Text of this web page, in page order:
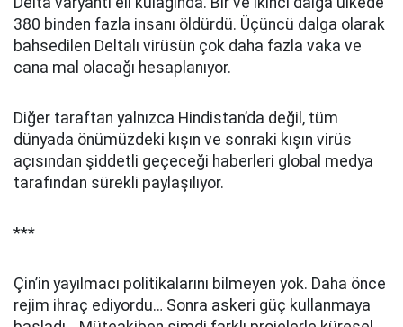
380 binden fazla insanı öldürdü. Üçüncü dalga olarak
bahsedilen Deltalı virüsün çok daha fazla vaka ve
cana mal olacağı hesaplanıyor.
Diğer taraftan yalnızca Hindistan’da değil, tüm
dünyada önümüzdeki kışın ve sonraki kışın virüs
açısından şiddetli geçeceği haberleri global medya
tarafından sürekli paylaşılıyor.
***
Çin’in yayılmacı politikalarını bilmeyen yok. Daha önce
rejim ihraç ediyordu… Sonra askeri güç kullanmaya